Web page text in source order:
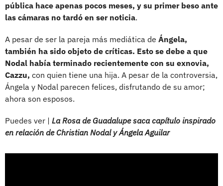
pública hace apenas pocos meses, y su primer beso ante
las cámaras no tardó en ser noticia.
A pesar de ser la pareja más mediática de Ángela,
también ha sido objeto de críticas. Esto se debe a que
Nodal había terminado recientemente con su exnovia,
Cazzu, con quien tiene una hija. A pesar de la controversia,
Ángela y Nodal parecen felices, disfrutando de su amor;
ahora son esposos.
Puedes ver | La Rosa de Guadalupe saca capítulo inspirado
en relación de Christian Nodal y Ángela Aguilar